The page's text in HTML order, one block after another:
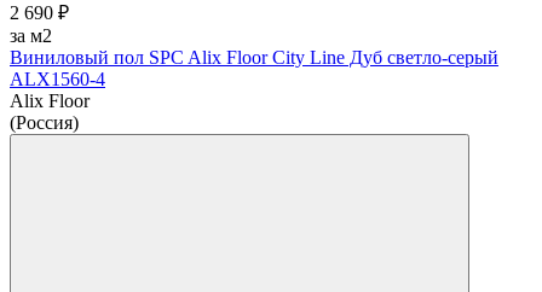
2 690 ₽
за м2
Виниловый пол SPC Alix Floor City Line Дуб светло-серый
ALX1560-4
Alix Floor
(Россия)